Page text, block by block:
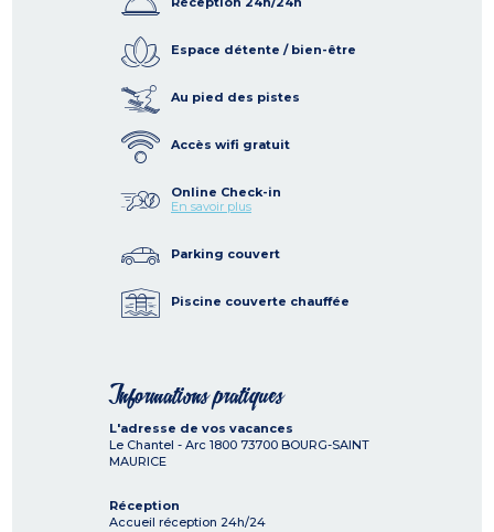
Espace détente / bien-être
Au pied des pistes
Accès wifi gratuit
Online Check-in
En savoir plus
Parking couvert
Piscine couverte chauffée
Informations pratiques
L'adresse de vos vacances
Le Chantel - Arc 1800 73700 BOURG-SAINT
MAURICE
Réception
Accueil réception 24h/24